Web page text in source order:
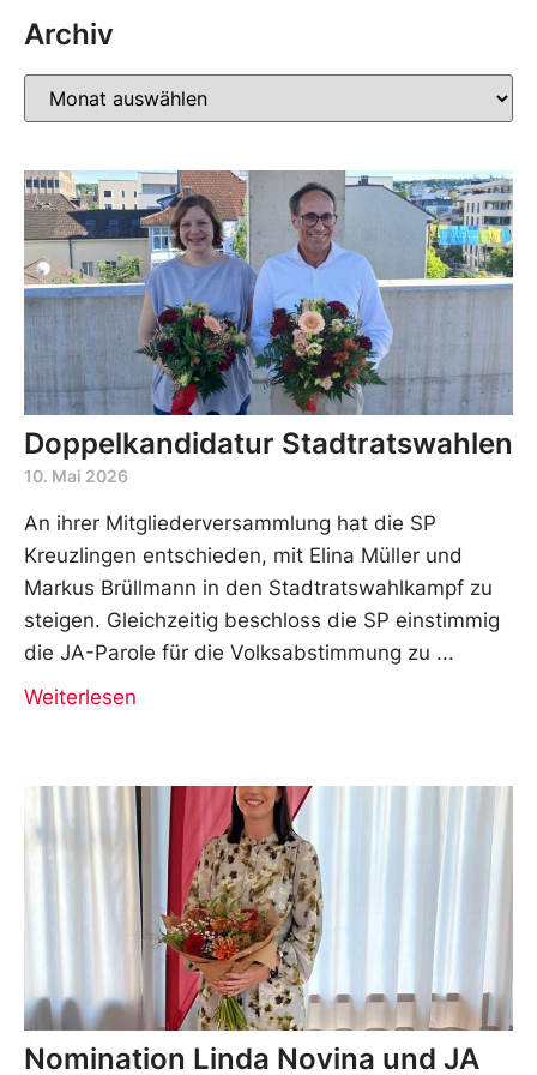
Archiv
Doppelkandidatur Stadtratswahlen
10. Mai 2026
An ihrer Mitgliederversammlung hat die SP
Kreuzlingen entschieden, mit Elina Müller und
Markus Brüllmann in den Stadtratswahlkampf zu
steigen. Gleichzeitig beschloss die SP einstimmig
die JA-Parole für die Volksabstimmung zu
Weiterlesen
Nomination Linda Novina und JA